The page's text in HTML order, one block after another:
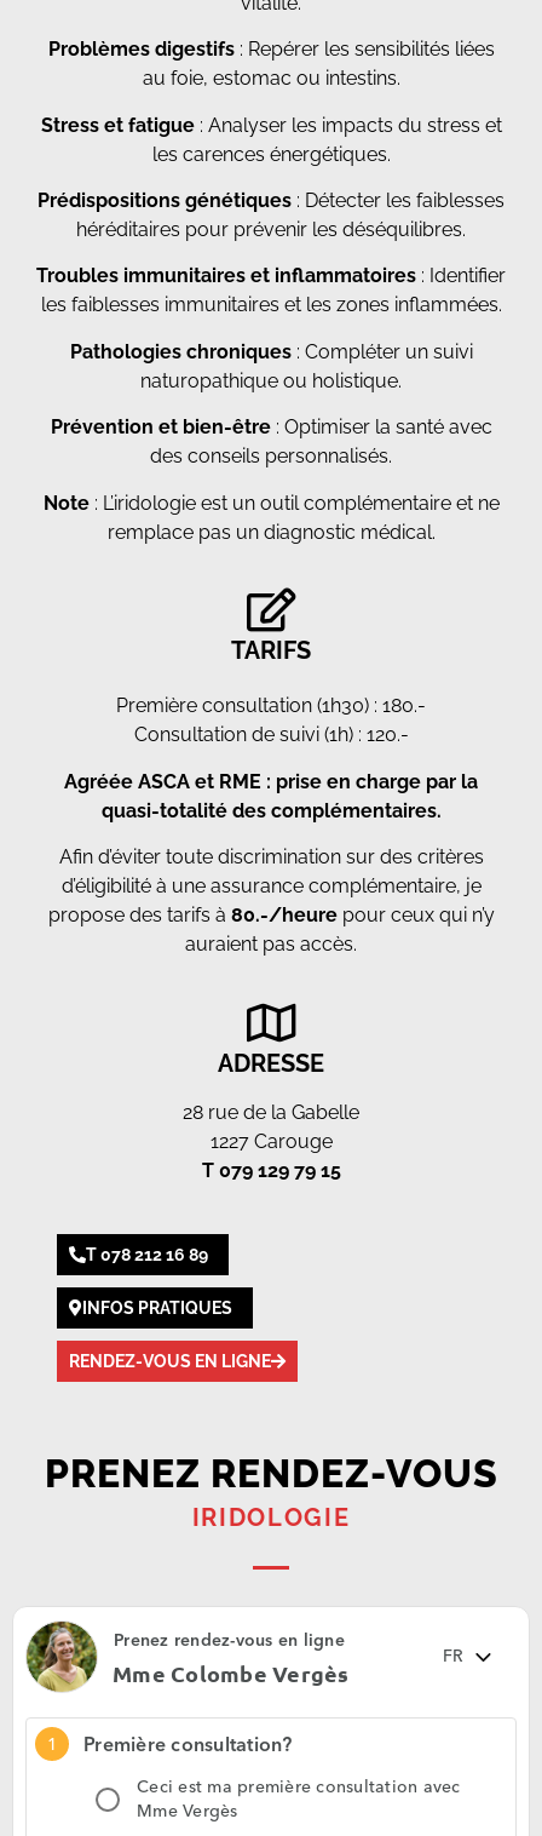
Problèmes digestifs: Repérer les sensibilités liées
au foie, estomac ou intestins.
Stress et fatigue: Analyser les impacts du stress et
les carences énergétiques.
Prédispositions génétiques : Détecter les faiblesses
héréditaires pour prévenir les déséquilibres.
Troubles immunitaires et inflammatoires : Identifier
les faiblesses immunitaires et les zones inflammées.
Pathologies chroniques: Compléter un suivi
naturopathique ou holistique.
Prévention et bien-être: Optimiser la santé avec
des conseils personnalisés.
Note: L’iridologie est un outil complémentaire et ne
remplace pas un diagnostic médical.
TARIFS
Première consultation (1h30) : 180.-
Consultation de suivi (1h) : 120.-
Agréée ASCA et RME : prise en charge par la
quasi-totalité des complémentaires.
Afin d’éviter toute discrimination sur des critères
d’éligibilité à une assurance complémentaire, je
propose des tarifs à 80.-/heurepour ceux qui n’y
auraient pas accès.
ADRESSE
28 rue de la Gabelle
1227 Carouge
T 079 129 79 15
T 078 212 16 89
INFOS PRATIQUES
RENDEZ-VOUS EN LIGNE
PRENEZ RENDEZ-VOUS
IRIDOLOGIE